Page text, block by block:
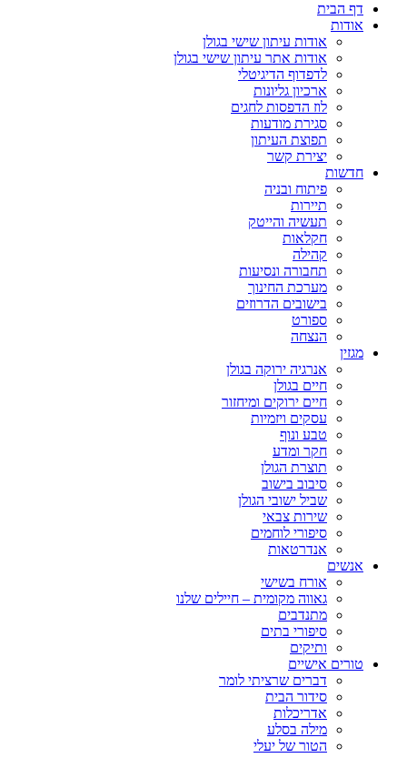
דף הבית
אודות
אודות עיתון שישי בגולן
אודות אתר עיתון שישי בגולן
לדפדוף הדיגיטלי
ארכיון גליונות
לוז הדפסות לחגים
סגירת מודעות
תפוצת העיתון
יצירת קשר
חדשות
פיתוח ובניה
תיירות
תעשיה והייטק
חקלאות
קהילה
תחבורה ונסיעות
מערכת החינוך
בישובים הדרוזים
ספורט
הנצחה
מגזין
אנרגיה ירוקה בגולן
חיים בגולן
חיים ירוקים ומיחזור
עסקים ויזמיות
טבע ונוף
חקר ומדע
תוצרת הגולן
סיבוב בישוב
שביל ישובי הגולן
שירות צבאי
סיפורי לוחמים
אנדרטאות
אנשים
אורח בשישי
גאווה מקומית – חיילים שלנו
מתנדבים
סיפורי בתים
ותיקים
טורים אישיים
דברים שרציתי לומר
סידור הבית
אדריכלות
מילה בסלע
הטור של יעלי